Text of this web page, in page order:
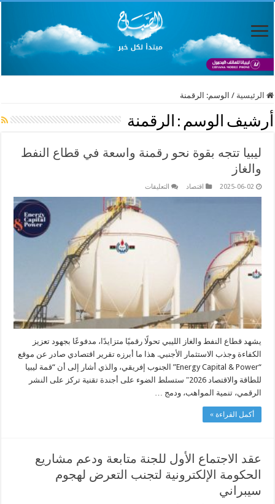
الرئيسية / الوسم: الرقمنة
أرشيف الوسم : الرقمنة
ليبيا تتجه بقوة نحو رقمنة واسعة في قطاع النفط
والغاز
2025-06-02 اقتصاد التعليقات
تتجه
بقوة
واسعة
قطاع
يشهد قطاع النفط والغاز الليبي تحولًا رقميًا متزايدًا، مدفوعًا بجهود تعزيز
الكفاءة وجذب الاستثمار الأجنبي. هذا ما أبرزه تقرير اقتصادي صادر عن موقع
“Energy Capital & Power” الجنوب إفريقي، والذي أشار إلى أن “قمة ليبيا
للطاقة والاقتصاد 2026″ ستسلط الضوء على أجندة تقنية تركز على النشر
الرقمي، تنمية المواهب، ودمج …
أكمل القراءة »
عقد الاجتماع الأول للجنة متابعة ودعم مشاريع
الحكومة الإلكترونية لتجنب التعرض لهجوم
سيبراني